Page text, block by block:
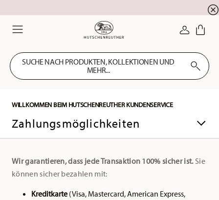
SUCHE NACH PRODUKTEN, KOLLEKTIONEN UND
MEHR...
WILLKOMMEN BEIM HUTSCHENREUTHER KUNDENSERVICE
Zahlungsmöglichkeiten
Wir garantieren, dass jede Transaktion 100% sicher ist.Sie
können sicher bezahlen mit:
Kreditkarte (Visa, Mastercard, American Express,